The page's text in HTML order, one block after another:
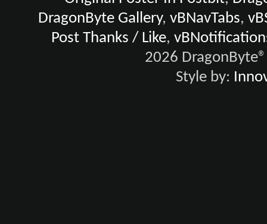
DragonByte Gallery,vBNavTabs,
Post Thanks / Like,
2026
Style by: